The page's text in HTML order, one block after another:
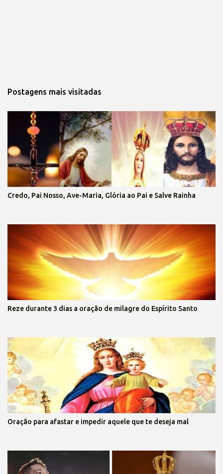
Postagens mais visitadas
Credo, Pai Nosso, Ave-Maria, Glória ao Pai e Salve Rainha
Reze durante 3 dias a oração de milagre do Espírito Santo
Oração para afastar e impedir aquele que te deseja mal